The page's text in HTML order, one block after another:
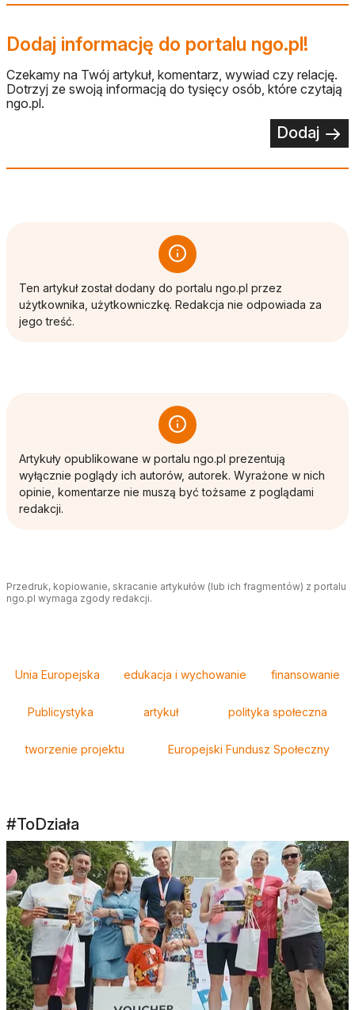
Dodaj informację do portalu ngo.pl!
Czekamy na Twój artykuł, komentarz, wywiad czy relację.
Dotrzyj ze swoją informacją do tysięcy osób, które czytają
ngo.pl.
Dodaj
Ten artykuł został dodany do portalu ngo.pl przez
użytkownika, użytkowniczkę. Redakcja nie odpowiada za
jego treść.
Artykuły opublikowane w portalu ngo.pl prezentują
wyłącznie poglądy ich autorów, autorek. Wyrażone w nich
opinie, komentarze nie muszą być tożsame z poglądami
redakcji.
Przedruk, kopiowanie, skracanie artykułów (lub ich fragmentów) z portalu
ngo.pl wymaga zgody redakcji.
Unia Europejska edukacja i wychowanie finansowanie
Publicystyka artykuł polityka społeczna
tworzenie projektu Europejski Fundusz Społeczny
#ToDziała